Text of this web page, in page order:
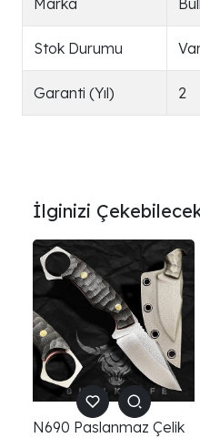
Marka
Stok Durumu
Garanti (Yıl) 2
İlginizi
N690 Paslanmaz Çelik